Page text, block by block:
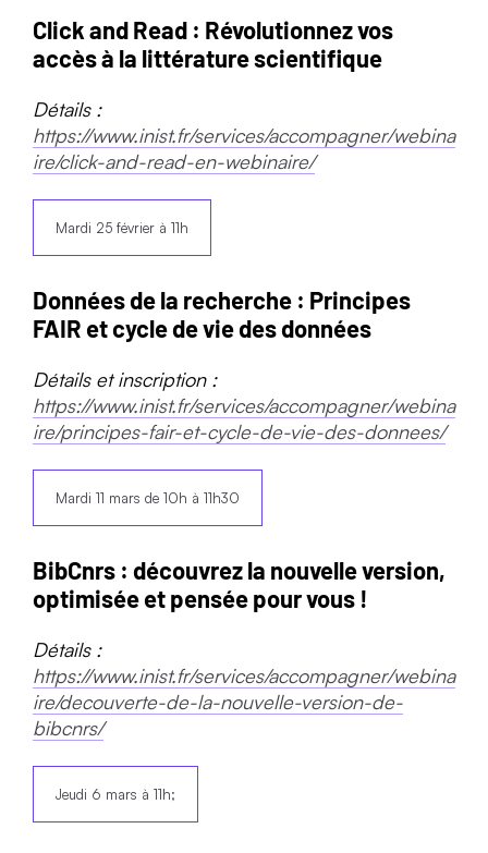
Click and Read : Révolutionnez vos
accès à la littérature scientifique
Détails :
https://www.inist.fr/services/accompagner/webina
ire/click-and-read-en-webinaire/
Mardi 25 février à 11h
Données de la recherche : Principes
FAIR et cycle de vie des données
Détails et inscription :
https://www.inist.fr/services/accompagner/webina
ire/principes-fair-et-cycle-de-vie-des-donnees/
Mardi 11 mars de 10h à 11h30
BibCnrs : découvrez la nouvelle version,
optimisée et pensée pour vous !
Détails :
https://www.inist.fr/services/accompagner/webina
ire/decouverte-de-la-nouvelle-version-de-
bibcnrs/
Jeudi 6 mars à 11h;